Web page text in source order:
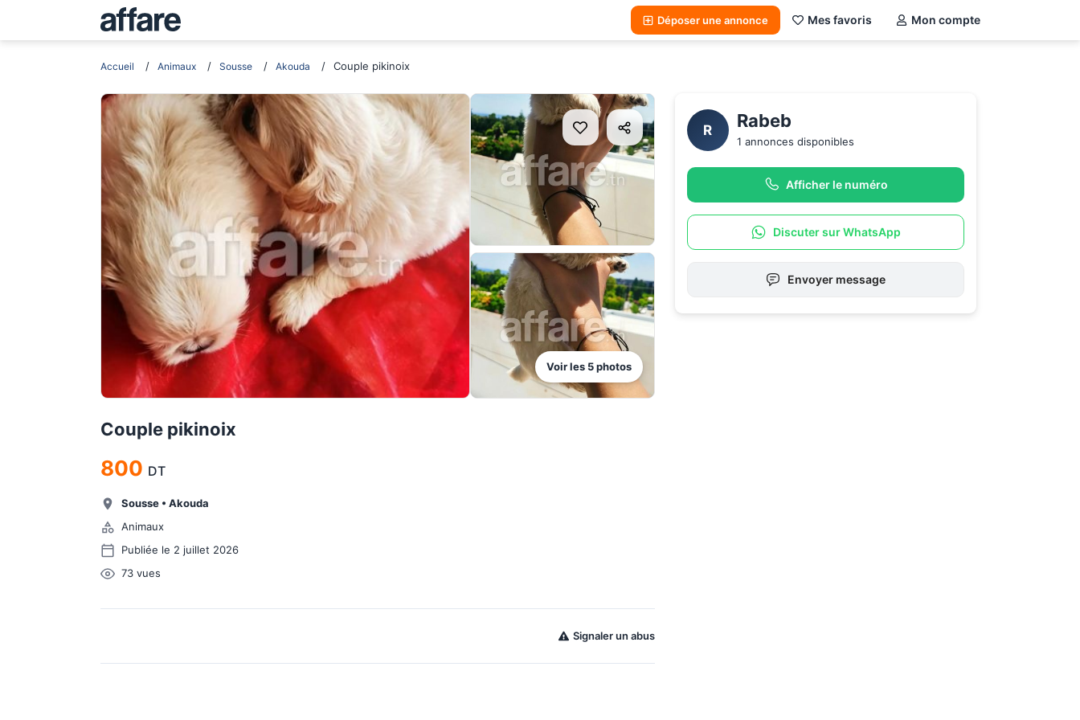
Déposer une annonce Mes favoris Mon compte
Accueil Animaux Sousse Akouda Couple pikinoix
Voir les 5photos
Couple pikinoix
800 DT
Sousse• Akouda
Animaux
Publiée le 2 juillet 2026
73vues
Signaler un abus
R Rabeb
1 annonces disponibles
Afficher le numéro
Discuter sur WhatsApp
Envoyer message